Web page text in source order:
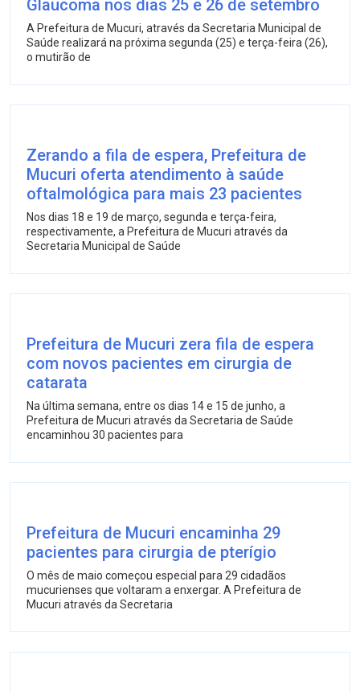
Glaucoma nos dias 25 e 26 de setembro
A Prefeitura de Mucuri, através da Secretaria Municipal de
Saúde realizará na próxima segunda (25) e terça-feira (26),
o mutirão de
Zerando a fila de espera, Prefeitura de
Mucuri oferta atendimento à saúde
oftalmológica para mais 23 pacientes
Nos dias 18 e 19 de março, segunda e terça-feira,
respectivamente, a Prefeitura de Mucuri através da
Secretaria Municipal de Saúde
Prefeitura de Mucuri zera fila de espera
com novos pacientes em cirurgia de
catarata
Na última semana, entre os dias 14 e 15 de junho, a
Prefeitura de Mucuri através da Secretaria de Saúde
encaminhou 30 pacientes para
Prefeitura de Mucuri encaminha 29
pacientes para cirurgia de pterígio
O mês de maio começou especial para 29 cidadãos
mucurienses que voltaram a enxergar. A Prefeitura de
Mucuri através da Secretaria